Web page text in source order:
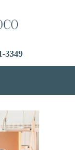
3349